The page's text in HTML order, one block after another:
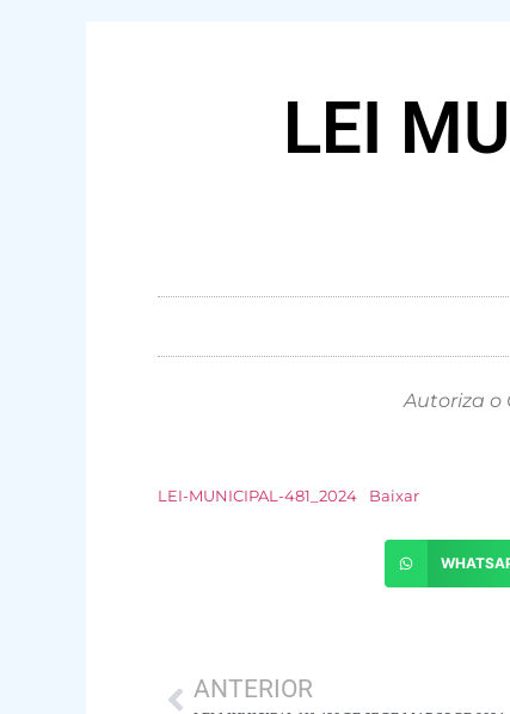
LEI
Autoriza o
LEI-MUNICIPAL-481_2024 Baixar
ANTERIOR